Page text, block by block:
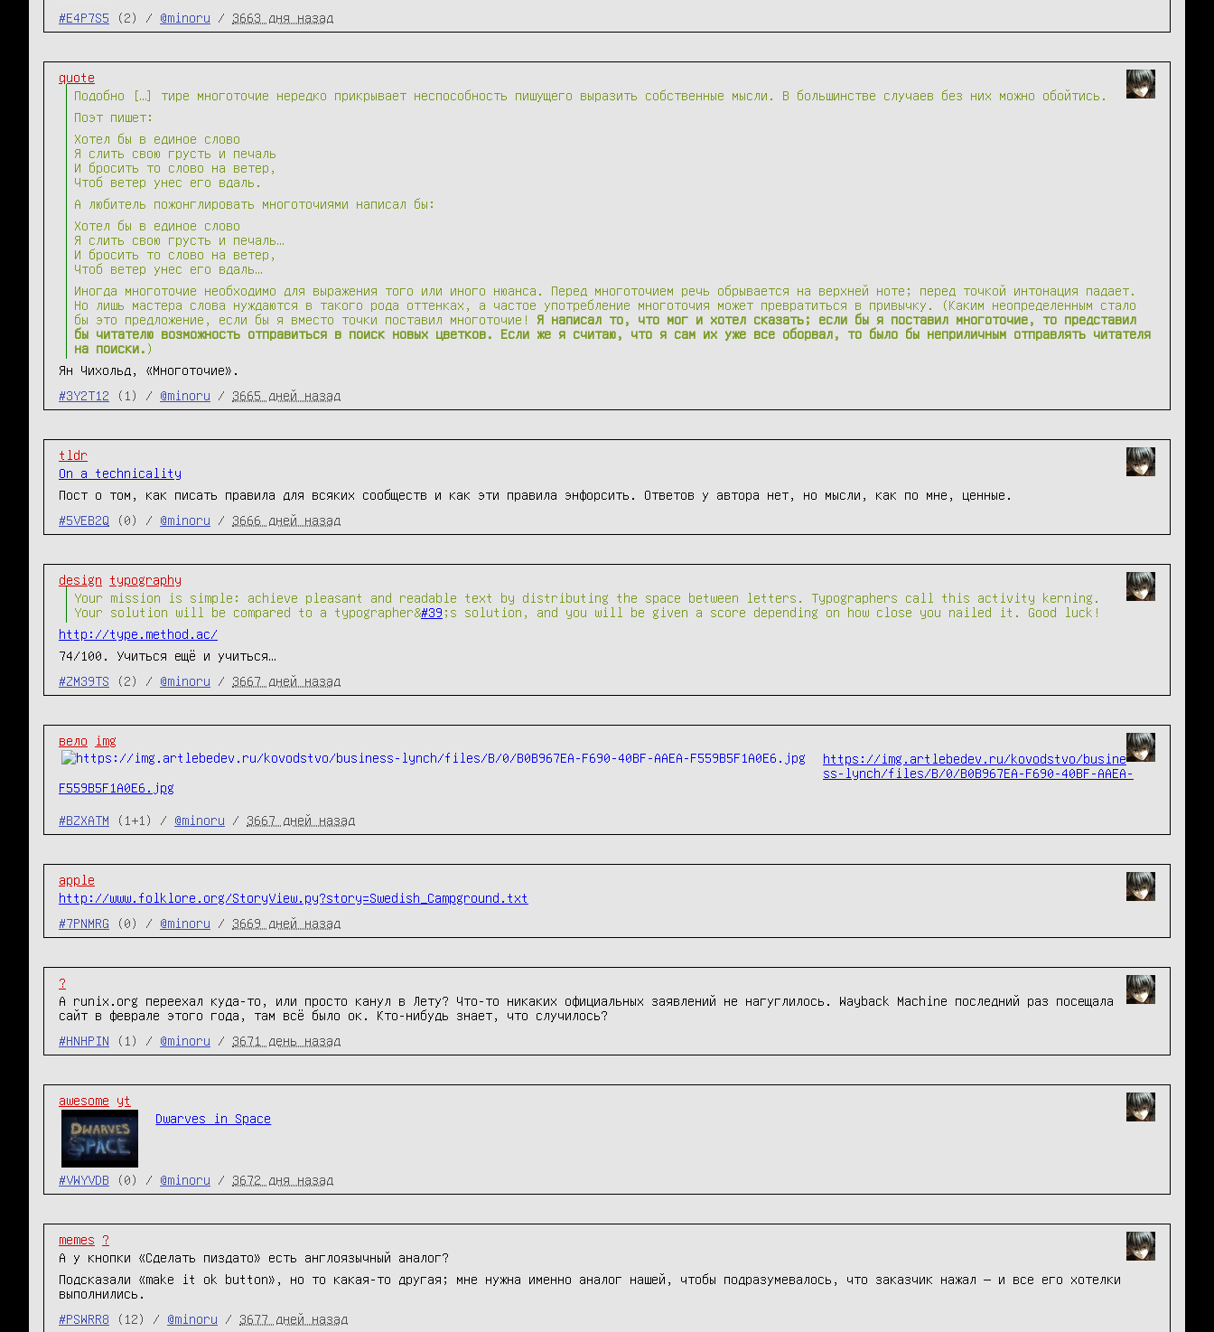
#E4P7S5
(2) / @minoru / 3663 дня назад
quote
Подобно […] тире многоточие нередко прикрывает неспособность пишущего выразить собственные мысли. В большинстве случаев без них можно обойтись.
Поэт пишет:
Хотел бы в единое слово
Я слить свою грусть и печаль
И бросить то слово на ветер,
Чтоб ветер унес его вдаль.
А любитель пожонглировать многоточиями написал бы:
Хотел бы в единое слово
Я слить свою грусть и печаль…
И бросить то слово на ветер,
Чтоб ветер унес его вдаль…
Иногда многоточие необходимо для выражения того или иного нюанса. Перед многоточием речь обрывается на верхней ноте; перед точкой интонация падает.
Но лишь мастера слова нуждаются в такого рода оттенках, а частое употребление многоточия может превратиться в привычку. (Каким неопределенным стало
бы это предложение, если бы я вместо точки поставил многоточие! Я написал то, что мог и хотел сказать; если бы я поставил многоточие, то представил
бы читателю возможность отправиться в поиск новых цветков. Если же я считаю, что я сам их уже все оборвал, то было бы неприличным отправлять читателя
на поиски. )
Ян Чихольд, «Многоточие».
#3Y2T12
(1) / @minoru / 3665 дней назад
tldr
On a technicality
Пост о том, как писать правила для всяких сообществ и как эти правила энфорсить. Ответов у автора нет, но мысли, как по мне, ценные.
#5VEB2Q
(0) / @minoru / 3666 дней назад
design
typography
Your mission is simple: achieve pleasant and readable text by distributing the space between letters. Typographers call this activity kerning.
Your solution will be compared to a typographer&#39 ;s solution, and you will be given a score depending on how close you nailed it. Good luck!
http://type.method.ac/
74/100. Учиться ещё и учиться…
#ZM39TS
(2) / @minoru / 3667 дней назад
вело
img
https://img.artlebedev.ru/kovodstvo/busine
ss-lynch/files/B/0/B0B967EA-F690-40BF-AAEA-
F559B5F1A0E6.jpg
#BZXATM (1+1) / @minoru / 3667 дней назад
apple
http://www.folklore.org/StoryView.py?story=Swedish_Campground.txt
#7PNMRG
(0) / @minoru / 3669 дней назад
?
А runix.org переехал куда-то, или просто канул в Лету? Что-то никаких официальных заявлений не нагуглилось. Wayback Machine последний раз посещала
сайт в феврале этого года, там всё было ок. Кто-нибудь знает, что случилось?
#HNHPIN
(1) / @minoru / 3671 день назад
awesome
yt
Dwarves in Space
#VWYVDB (0) / @minoru / 3672 дня назад
memes
?
А у кнопки «Сделать пиздато» есть англоязычный аналог?
Подсказали «make it ok button», но то какая-то другая; мне нужна именно аналог нашей, чтобы подразумевалось, что заказчик нажал — и все его хотелки
выполнились.
#PSWRR8
(12) / @minoru / 3677 дней назад